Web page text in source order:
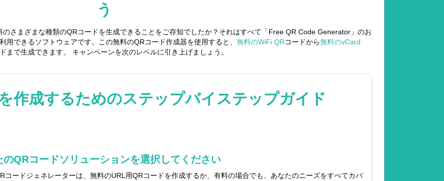
う
さまざまな種類のQRコードを生成できることをご存知でしたか？それはすべて「Free QR Code Generator」のお
できるソフトウェアです。この無料のQRコード作成器を使用すると、 無料のWiFi QRコードから無料のvCard
まで生成できます。 キャンペーンを次のレベルに引き上げましょう。
作成するためのステップバイステップガイド
のQRコードソリューションを選択してください
コードジェネレーターは、無料のURL用QRコードを作成するか、有料の場合でも、あなたのニーズをすべてカバ